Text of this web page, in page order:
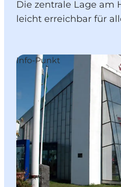
Die zentrale Lage am
leicht erreichbar für
Info-Punkt